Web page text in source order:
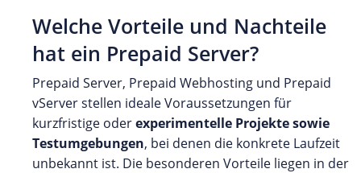
Welche Vorteile und Nachteile
hat ein Prepaid Server?
Prepaid Server, Prepaid Webhosting und Prepaid
vServer stellen ideale Voraussetzungen für
kurzfristige oderexperimentelle Projekte sowie
Testumgebungen, bei denen die konkrete Laufzeit
unbekannt ist. Die besonderen Vorteile liegen in der